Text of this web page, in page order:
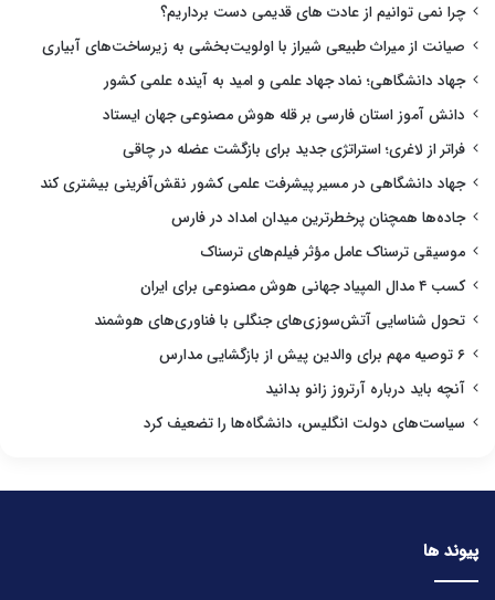
چرا نمی توانیم از عادت های قدیمی دست برداریم؟
صیانت از میراث طبیعی شیراز با اولویت‌بخشی به زیرساخت‌های آبیاری
جهاد دانشگاهی؛ نماد جهاد علمی و امید به آینده علمی کشور
دانش آموز استان فارسی بر قله هوش مصنوعی جهان ایستاد
فراتر از لاغری؛ استراتژی جدید برای بازگشت عضله در چاقی
جهاد دانشگاهی در مسیر پیشرفت علمی کشور نقش‌آفرینی بیشتری کند
جاده‌ها همچنان پرخطرترین میدان امداد در فارس
موسیقی ترسناک عامل مؤثر فیلم‌های ترسناک
کسب ۴ مدال المپیاد جهانی هوش مصنوعی برای ایران
تحول شناسایی آتش‌سوزی‌های جنگلی با فناوری‌های هوشمند
۶ توصیه مهم برای والدین پیش از بازگشایی مدارس
آنچه باید درباره آرتروز زانو بدانید
سیاست‌های دولت انگلیس، دانشگاه‌ها را تضعیف کرد
پیوند ها